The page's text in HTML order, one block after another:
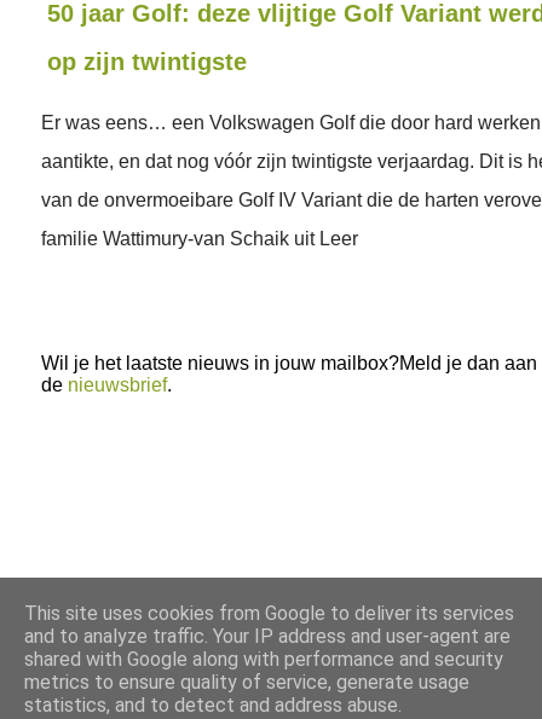
50 jaar Golf: deze vlijtige Golf Variant
op zijn twintigste
Er was eens… een Volkswagen Golf die door hard
aantikte, en dat nog vóór zijn twintigste verjaardag. Dit is
van de onvermoeibare Golf IV Variant die de harten
familie Wattimury-van Schaik uit Leer
Wil je het laatste nieuws in jouw mailbox?Meld je dan aan
de nieuwsbrief.
This site uses cookies from Google to deliver its services
and to analyze traffic. Your IP address and user-agent are
shared with Google along with performance and security
metrics to ensure quality of service, generate usage
statistics, and to detect and address abuse.